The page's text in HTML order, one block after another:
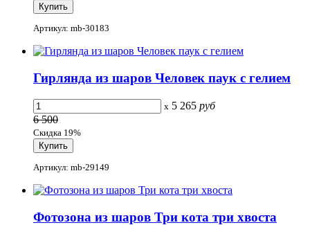
Артикул: mb-30183
Гирлянда из шаров Человек паук с гелием
x 5 265 руб
6 500
Скидка 19%
Артикул: mb-29149
Фотозона из шаров Три кота три хвоста